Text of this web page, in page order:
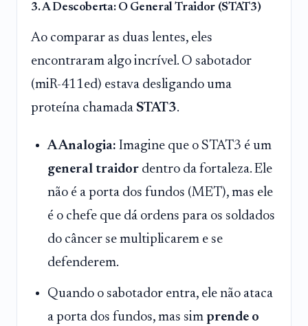
3. A Descoberta: O General Traidor (STAT3)
Ao comparar as duas lentes, eles
encontraram algo incrível. O sabotador
(miR-411ed) estava desligando uma
proteína chamada STAT3.
A Analogia: Imagine que o STAT3 é um
general traidor dentro da fortaleza. Ele
não é a porta dos fundos (MET), mas ele
é o chefe que dá ordens para os soldados
do câncer se multiplicarem e se
defenderem.
Quando o sabotador entra, ele não ataca
a porta dos fundos, mas sim prende o